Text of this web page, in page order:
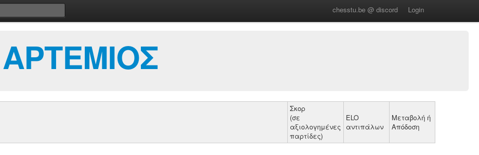
chesstu.be @ discord Login
Σκορ
(σε
αξιολογημένες
παρτίδες)
ELO
αντιπάλων
Μεταβολή ή
Απόδοση